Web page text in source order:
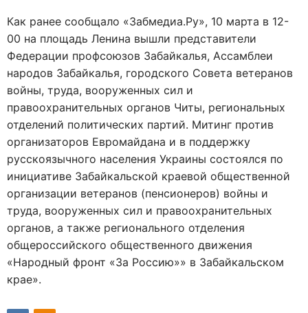
Как ранее сообщало «Забмедиа.Ру», 10 марта в 12-
00 на площадь Ленина вышли представители
Федерации профсоюзов Забайкалья, Ассамблеи
народов Забайкалья, городского Совета ветеранов
войны, труда, вооруженных сил и
правоохранительных органов Читы, региональных
отделений политических партий. Митинг против
организаторов Евромайдана и в поддержку
русскоязычного населения Украины состоялся по
инициативе Забайкальской краевой общественной
организации ветеранов (пенсионеров) войны и
труда, вооруженных сил и правоохранительных
органов, а также регионального отделения
общероссийского общественного движения
«Народный фронт «За Россию»» в Забайкальском
крае».